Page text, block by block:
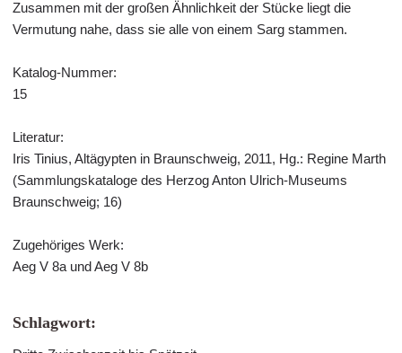
Zusammen mit der großen Ähnlichkeit der Stücke liegt die
Vermutung nahe, dass sie alle von einem Sarg stammen.
Katalog-Nummer:
15
Literatur:
Iris Tinius, Altägypten in Braunschweig, 2011, Hg.: Regine Marth
(Sammlungskataloge des Herzog Anton Ulrich-Museums
Braunschweig; 16)
Zugehöriges Werk:
Aeg V 8a und Aeg V 8b
Schlagwort: